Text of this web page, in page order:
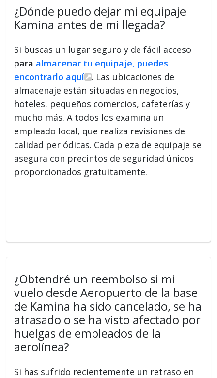
¿Dónde puedo dejar mi equipaje
Kamina antes de mi llegada?
Si buscas un lugar seguro y de fácil acceso
para almacenar tu equipaje, puedes
encontrarlo aquí
. Las ubicaciones de
almacenaje están situadas en negocios,
hoteles, pequeños comercios, cafeterías y
mucho más. A todos los examina un
empleado local, que realiza revisiones de
calidad periódicas. Cada pieza de equipaje se
asegura con precintos de seguridad únicos
proporcionados gratuitamente.
¿Obtendré un reembolso si mi
vuelo desde Aeropuerto de la base
de Kamina ha sido cancelado, se ha
atrasado o se ha visto afectado por
huelgas de empleados de la
aerolínea?
Si has sufrido recientemente un retraso en